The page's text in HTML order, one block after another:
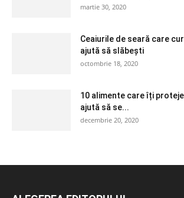
martie 30, 2020
Ceaiurile de seară care
ajută să slăbești
octombrie 18, 2020
10 alimente care îți
ajută să se...
decembrie 20, 2020